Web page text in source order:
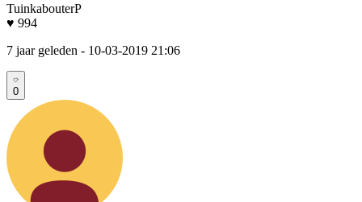
TuinkabouterP
♥ 994
7 jaar geleden - 10-03-2019 21:06
0